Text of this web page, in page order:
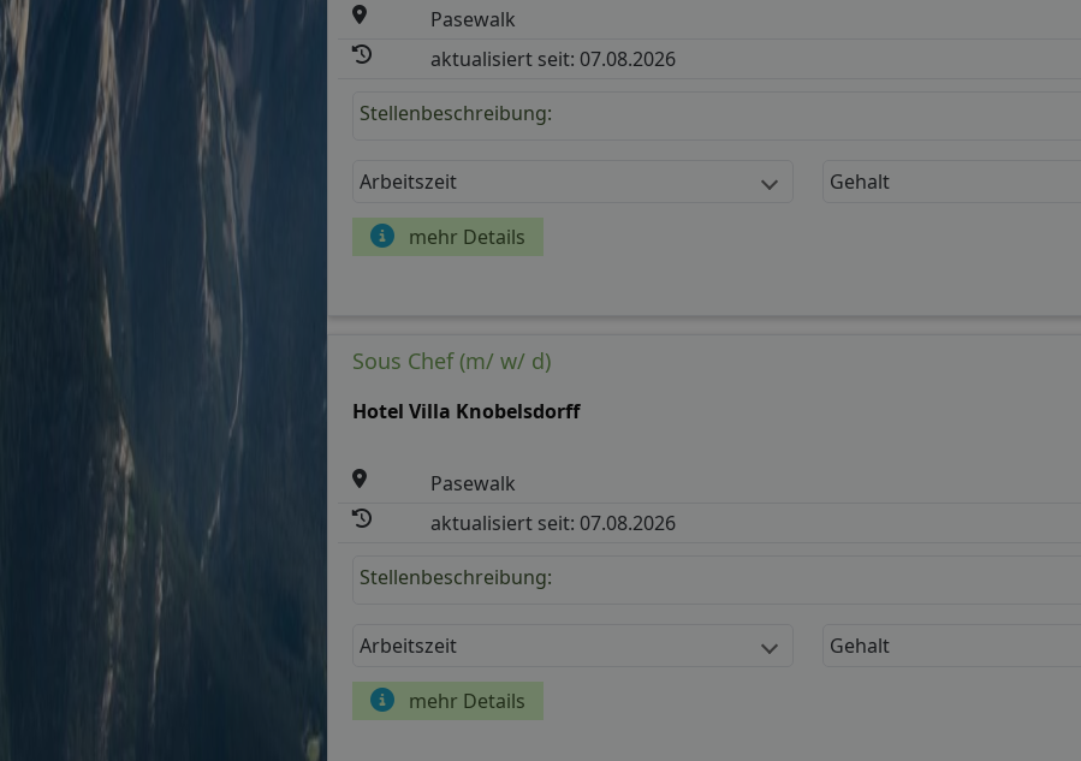
Pasewalk
aktualisiert seit: 07.08.2026
Stellenbeschreibung:
Arbeitszeit Gehalt
mehr Details
Sous Chef (m/ w/ d)
Hotel Villa Knobelsdorff
Pasewalk
aktualisiert seit: 07.08.2026
Stellenbeschreibung:
Arbeitszeit Gehalt
mehr Details